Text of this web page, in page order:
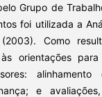
Grupo de
foi utilizada a
Como
orientações
alinhamento
e